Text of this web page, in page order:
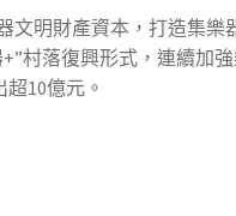
文明財產資本，打造集
村落復興形式，連續加
10億元。